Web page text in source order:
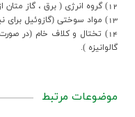
12) گروه انرژي ( برق ، گاز متان از شبکه سراسري ، آب )
13) مواد سوختي (گازوئيل براي نيروگاه / وسايل نقليه موتوري ، بنزين و ...)
14) تختال و کلاف خام (در
گالوانيزه ).
موضوعات مرتبط